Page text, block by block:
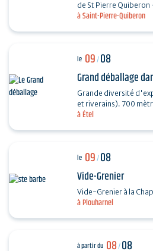
à Saint-Pierre-Quiberon
de St Pierre Quiberon
à Étel
le 09/08
Grand déballage
Grande diversité
et riverains). 700 mètres linéaires pour des
exposants
à Plouharnel
le 09/08
Vide-Grenier
Vide-Grenier à la
à partir du 08/08